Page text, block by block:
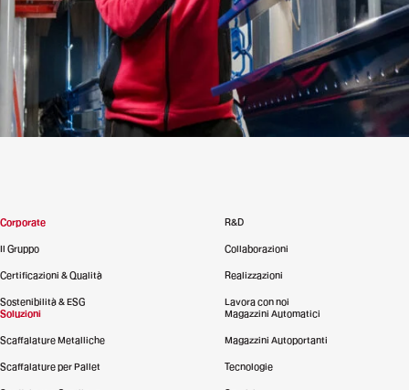
Corporate
Il Gruppo
Certificazioni & Qualità
Sostenibilità & ESG
R&D
Collaborazioni
Realizzazioni
Lavora con noi
Soluzioni
Scaffalature Metalliche
Scaffalature per Pallet
Magazzini Automatici
Magazzini Autoportanti
Tecnologie